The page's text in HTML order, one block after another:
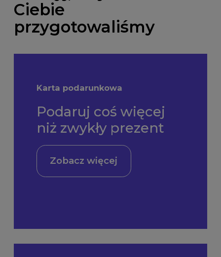
Ciebie
przygotowaliśmy
Karta podarunkowa
Podaruj coś więcej
niż zwykły prezent
Zobacz więcej